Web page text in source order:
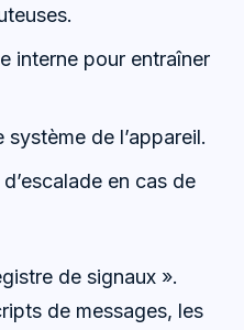
interne pour entraîner
de l’appareil.
en cas de
de signaux ».
de messages, les